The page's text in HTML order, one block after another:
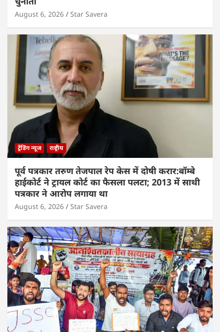
August 6, 2026 Star Savera
ट्रेंडिंग न्यूज राष्ट्रीय
पूर्व पत्रकार तरुण तेजपाल रेप केस में दोषी करार:बॉम्बे
हाईकोर्ट ने ट्रायल कोर्ट का फैसला पलटा; 2013 में साथी
पत्रकार ने आरोप लगाया था
August 6, 2026 Star Savera